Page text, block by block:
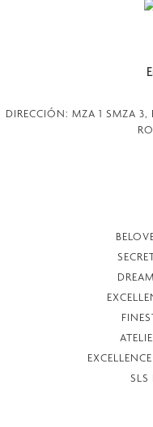
DIRECCIÓN: MZA 1 SMZA
SLS